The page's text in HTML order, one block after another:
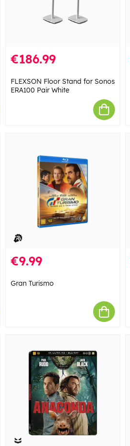
€186.99
FLEXSON Floor Stand for Sonos
ERA100 Pair White
€9.99
Gran Turismo